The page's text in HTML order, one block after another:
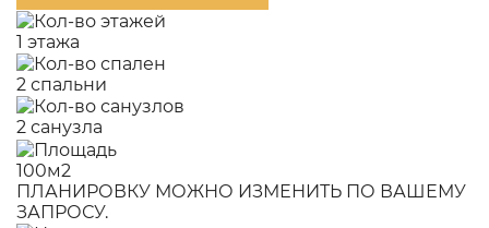
1 этажа
2 спальни
2 санузла
100м2
ПЛАНИРОВКУ МОЖНО ИЗМЕНИТЬ ПО ВАШЕМУ
ЗАПРОСУ.